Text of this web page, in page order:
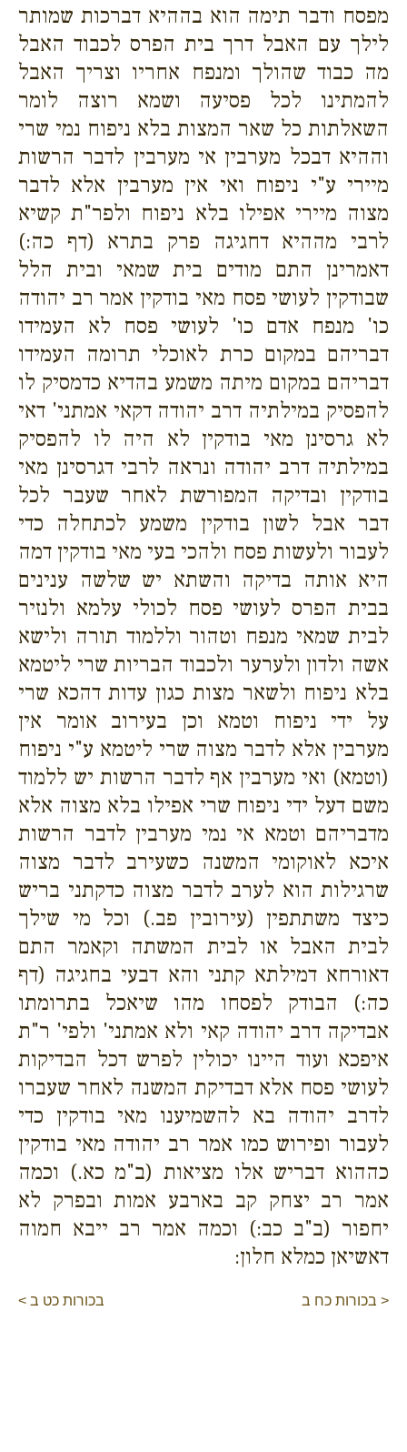
מפסח ודבר תימה הוא בההיא דברכות שמותר
לילך עם האבל דרך בית הפרס לכבוד האבל
מה כבוד שהולך ומנפח אחריו וצריך האבל
להמתינו לכל פסיעה ושמא רוצה לומר
השאלתות כל שאר המצות בלא ניפוח נמי שרי
וההיא דבכל מערבין אי מערבין לדבר הרשות
מיירי ע"י ניפוח ואי אין מערבין אלא לדבר
מצוה מיירי אפילו בלא ניפוח ולפר"ת קשיא
לרבי מההיא דחגיגה פרק בתרא (דף כה:)
דאמרינן התם מודים בית שמאי ובית הלל
שבודקין לעושי פסח מאי בודקין אמר רב יהודה
כו' מנפח אדם כו' לעושי פסח לא העמידו
דבריהם במקום כרת לאוכלי תרומה העמידו
דבריהם במקום מיתה משמע בהדיא כדמסיק לו
להפסיק במילתיה דרב יהודה דקאי אמתני' דאי
לא גרסינן מאי בודקין לא היה לו להפסיק
במילתיה דרב יהודה ונראה לרבי דגרסינן מאי
בודקין ובדיקה המפורשת לאחר שעבר לכל
דבר אבל לשון בודקין משמע לכתחלה כדי
לעבור ולעשות פסח ולהכי בעי מאי בודקין דמה
היא אותה בדיקה והשתא יש שלשה ענינים
בבית הפרס לעושי פסח לכולי עלמא ולנזיר
לבית שמאי מנפח וטהור וללמוד תורה ולישא
אשה ולדון ולערער ולכבוד הבריות שרי ליטמא
בלא ניפוח ולשאר מצות כגון עדות דהכא שרי
על ידי ניפוח וטמא וכן בעירוב אומר אין
מערבין אלא לדבר מצוה שרי ליטמא ע"י ניפוח
(וטמא) ואי מערבין אף לדבר הרשות יש ללמוד
משם דעל ידי ניפוח שרי אפילו בלא מצוה אלא
מדבריהם וטמא אי נמי מערבין לדבר הרשות
איכא לאוקומי המשנה כשעירב לדבר מצוה
שרגילות הוא לערב לדבר מצוה כדקתני בריש
כיצד משתתפין (עירובין פב.) וכל מי שילך
לבית האבל או לבית המשתה וקאמר התם
דאורחא דמילתא קתני והא דבעי בחגיגה (דף
כה:) הבודק לפסחו מהו שיאכל בתרומתו
אבדיקה דרב יהודה קאי ולא אמתני' ולפי' ר"ת
איפכא ועוד היינו יכולין לפרש דכל הבדיקות
לעושי פסח אלא דבדיקת המשנה לאחר שעברו
לדרב יהודה בא להשמיענו מאי בודקין כדי
לעבור ופירוש כמו אמר רב יהודה מאי בודקין
כההוא דבריש אלו מציאות (ב"מ כא.) וכמה
אמר רב יצחק קב בארבע אמות ובפרק לא
יחפור (ב"ב כב:) וכמה אמר רב ייבא חמוה
דאשיאן כמלא חלון:
< בכורות כח ב בכורות כט ב >